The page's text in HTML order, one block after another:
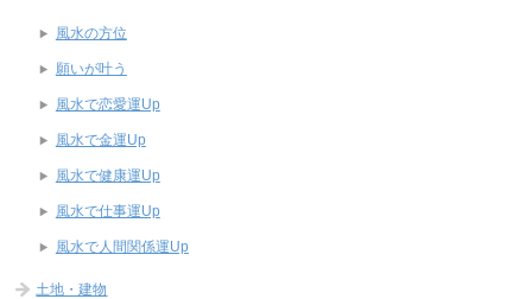
風水の方位
願いが叶う
風水で恋愛運Up
風水で金運Up
風水で健康運Up
風水で仕事運Up
風水で人間関係運Up
土地・建物